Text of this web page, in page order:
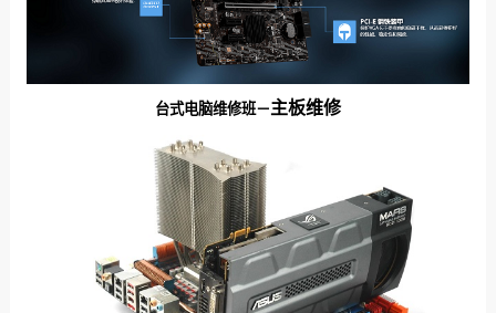
台式电脑维修班－主板维修